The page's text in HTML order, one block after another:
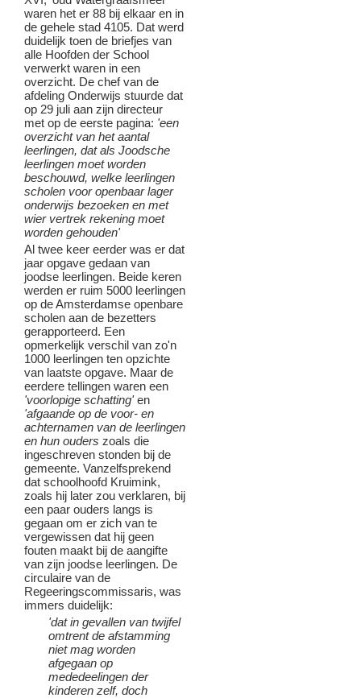
waren het er 88 bij elkaar en in
de gehele stad 4105. Dat werd
duidelijk toen de briefjes van
alle Hoofden der School
verwerkt waren in een
overzicht. De chef van de
afdeling Onderwijs stuurde dat
op 29 juli aan zijn directeur
met op de eerste pagina: 'een
overzicht van het aantal
leerlingen, dat als Joodsche
leerlingen moet worden
beschouwd, welke leerlingen
scholen voor openbaar lager
onderwijs bezoeken en met
wier vertrek rekening moet
worden gehouden'
Al twee keer eerder was er dat
jaar opgave gedaan van
joodse leerlingen. Beide keren
werden er ruim 5000 leerlingen
op de Amsterdamse openbare
scholen aan de bezetters
gerapporteerd. Een
opmerkelijk verschil van zo'n
1000 leerlingen ten opzichte
van laatste opgave. Maar de
eerdere tellingen waren een
'voorlopige schatting'en
'afgaande op de voor- en
achternamen van de leerlingen
en hun ouders zoals die
ingeschreven stonden bij de
gemeente. Vanzelfsprekend
dat schoolhoofd Kruimink,
zoals hij later zou verklaren, bij
een paar ouders langs is
gegaan om er zich van te
vergewissen dat hij geen
fouten maakt bij de aangifte
van zijn joodse leerlingen. De
circulaire van de
Regeeringscommissaris, was
immers duidelijk:
'dat in gevallen van twijfel
omtrent de afstamming
niet mag worden
afgegaan op
mededeelingen der
kinderen zelf, doch